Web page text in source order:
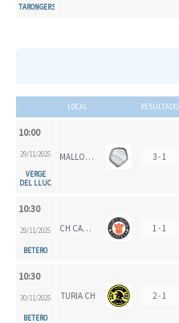
TARONGERS
LOCAL RESULTADO
10:00
29/11/2025
VERGE
DEL LLUC
MALLORCA CH 3 - 1
10:30
29/11/2025
BETERO
CH CARPESA 1 - 1
10:30
30/11/2025
BETERO
TURIA CH 2 - 1